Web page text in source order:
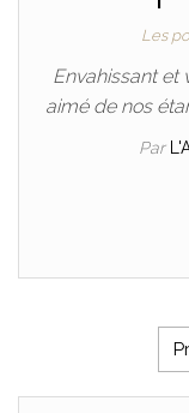
Les
Envahissant et
aimé de nos
Par
Pagination